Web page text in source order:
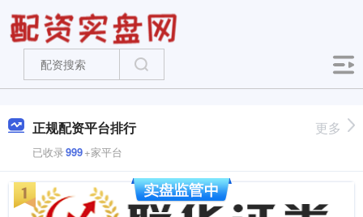
正规配资平台排行
已收录999+家平台
更多